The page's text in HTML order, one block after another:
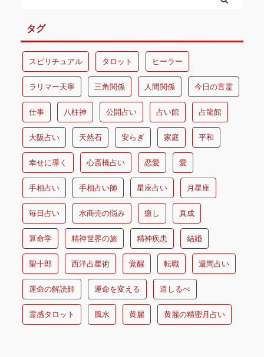
タグ
スピリチュアル タロット ヒーラー
ラリマー天寧 三角関係 人間関係 今日の言霊
仕事 八柱神 公開占い 占い館 占龍館
大阪占い 天然石 安らぎ 家庭 平和
幸せに導く 心斎橋占い 恋愛 愛
手相占い 手相占い師 星座占い 月星座
毎日占い 水商売の悩み 癒し 真成
算命学 精神世界の旅 精神疾患 結婚
聖十郎 西洋占星術 覚醒 転職 週間占い
運命の解読師 運命を変える 道しるべ
霊感タロット 風水 黄麗 黄麗の精密月占い